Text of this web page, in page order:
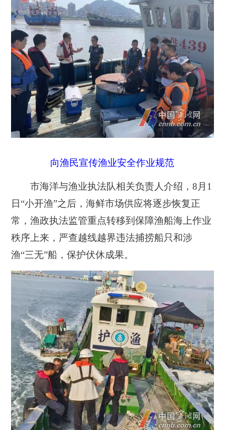
向渔民宣传渔业安全作业规范
市海洋与渔业执法队相关负责人介绍，8 月 1
日“小开渔”之后，海鲜市场供应将逐步恢复正
常，渔政执法监管重点转移到保障渔船海上作业
秩序上来，严查越线越界违法捕捞船只和涉
渔“三无”船，保护伏休成果。